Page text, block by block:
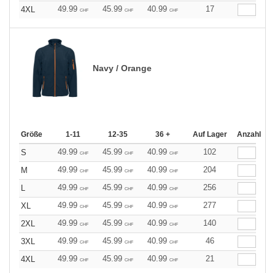
4XL
49.99 CHF 45.99 CHF 40.99 CHF 17
Navy / Orange
Größe 1-11 12-35 36 + Auf Lager Anzahl
S 49.99 CHF 45.99 CHF 40.99 CHF
102
M
49.99 CHF 45.99 CHF 40.99 CHF
204
L
49.99 CHF 45.99 CHF 40.99 CHF
256
XL
49.99 CHF 45.99 CHF 40.99 CHF
277
2XL
49.99 CHF 45.99 CHF 40.99 CHF
140
3XL
49.99 CHF 45.99 CHF 40.99 CHF
46
4XL
49.99 CHF 45.99 CHF 40.99 CHF 21